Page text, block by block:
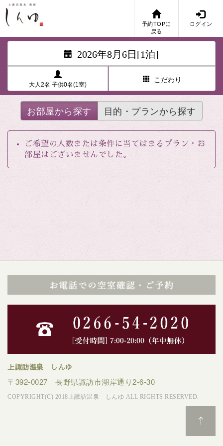
予約TOPに
戻る
ログイン
2026年8月6日[1泊]
大人2名 子供0名(1室)
こだわり
お部屋から探す 目的・プランから探す
ご希望の人数または条件に当てはまるプラン・お
部屋はございませんでした。
上諏訪温泉 しんゆ
〒392-0027 長野県諏訪市湖岸通り2-6-30
COPYRIGHT(C) 2018上諏訪温泉 しんゆ ALL RIGHTS RESERVED.